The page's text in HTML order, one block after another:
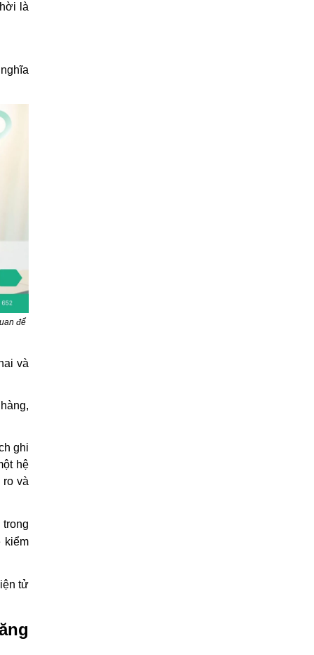
là
để
và
ghi
hệ
ro và
trong
kiểm
tử